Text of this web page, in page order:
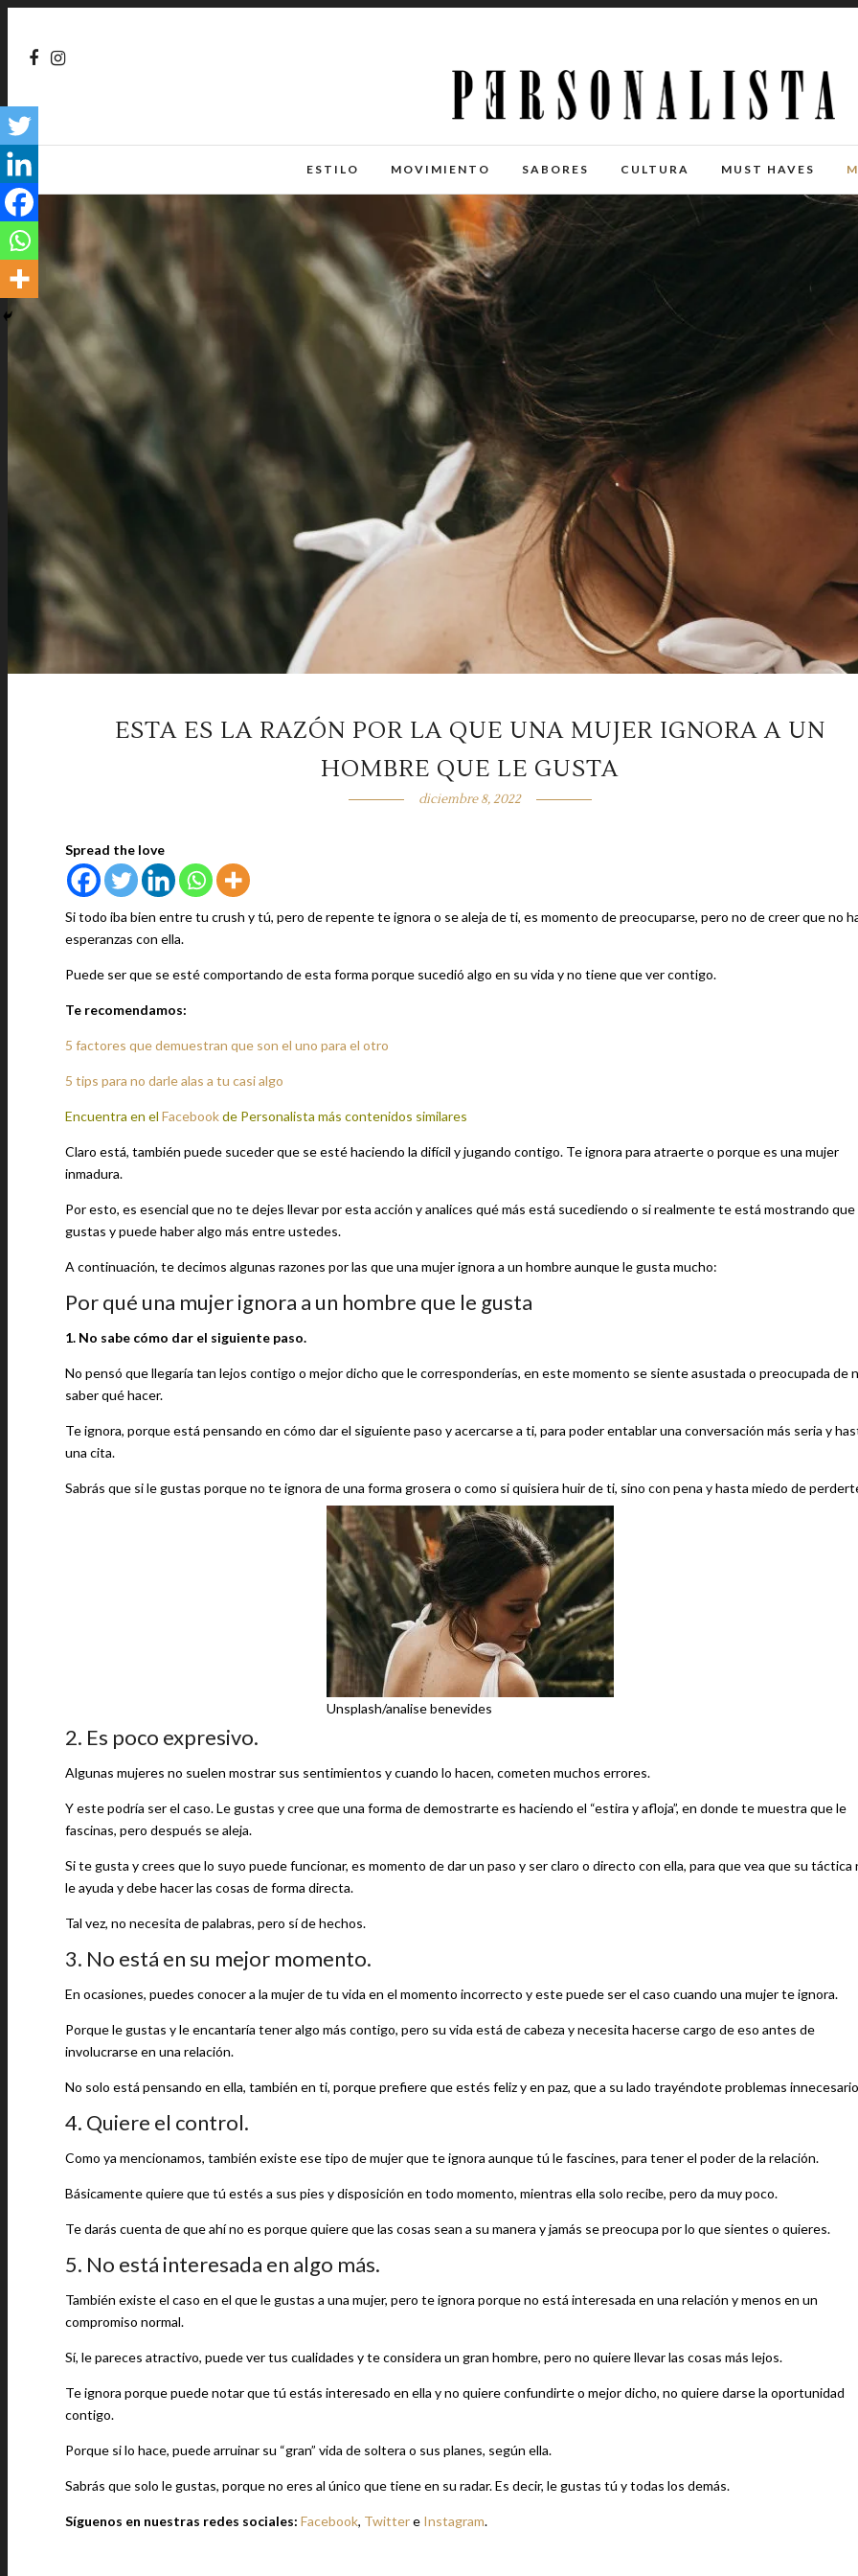
ESTILO MOVIMIENTO SABORES CULTURA MUST HAVES
ESTA ES LA RAZÓN POR LA QUE UNA MUJER IGNORA A UN
HOMBRE QUE LE GUSTA
diciembre 8, 2022
Spread the love
Si todo iba bien entre tu crush y tú, pero de repente te ignora o se aleja de ti, es momento de preocuparse, pero no de creer que no
esperanzas con ella.
Puede ser que se esté comportando de esta forma porque sucedió algo en su vida y no tiene que ver contigo.
Te recomendamos:
5 factores que demuestran que son el uno para el otro
5 tips para no darle alas a tu casi algo
Encuentra en el Facebookde Personalista más contenidos similares
Claro está, también puede suceder que se esté haciendo la difícil y jugando contigo. Te ignora para atraerte o porque es una mujer
inmadura.
Por esto, es esencial que no te dejes llevar por esta acción y analices qué más está sucediendo o si realmente te está mostrando que
gustas y puede haber algo más entre ustedes.
A continuación, te decimos algunas razones por las que una mujer ignora a un hombre aunque le gusta mucho:
Por qué una mujer ignora a un hombre que le gusta
1. No sabe cómo dar el siguiente paso.
No pensó que llegaría tan lejos contigo o mejor dicho que le corresponderías, en este momento se siente asustada o preocupada de
saber qué hacer.
Te ignora, porque está pensando en cómo dar el siguiente paso y acercarse a ti, para poder entablar una conversación más seria y
una cita.
Sabrás que si le gustas porque no te ignora de una forma grosera o como si quisiera huir de ti, sino con pena y hasta miedo de
Unsplash/analise benevides
2. Es poco expresivo.
Algunas mujeres no suelen mostrar sus sentimientos y cuando lo hacen, cometen muchos errores.
Y este podría ser el caso. Le gustas y cree que una forma de demostrarte es haciendo el “estira y afloja”, en donde te muestra que le
fascinas, pero después se aleja.
Si te gusta y crees que lo suyo puede funcionar, es momento de dar un paso y ser claro o directo con ella, para que vea que su táctica
le ayuda y debe hacer las cosas de forma directa.
Tal vez, no necesita de palabras, pero sí de hechos.
3. No está en su mejor momento.
En ocasiones, puedes conocer a la mujer de tu vida en el momento incorrecto y este puede ser el caso cuando una mujer te ignora.
Porque le gustas y le encantaría tener algo más contigo, pero su vida está de cabeza y necesita hacerse cargo de eso antes de
involucrarse en una relación.
No solo está pensando en ella, también en ti, porque prefiere que estés feliz y en paz, que a su lado trayéndote problemas
4. Quiere el control.
Como ya mencionamos, también existe ese tipo de mujer que te ignora aunque tú le fascines, para tener el poder de la relación.
Básicamente quiere que tú estés a sus pies y disposición en todo momento, mientras ella solo recibe, pero da muy poco.
Te darás cuenta de que ahí no es porque quiere que las cosas sean a su manera y jamás se preocupa por lo que sientes o quieres.
5. No está interesada en algo más.
También existe el caso en el que le gustas a una mujer, pero te ignora porque no está interesada en una relación y menos en un
compromiso normal.
Sí, le pareces atractivo, puede ver tus cualidades y te considera un gran hombre, pero no quiere llevar las cosas más lejos.
Te ignora porque puede notar que tú estás interesado en ella y no quiere confundirte o mejor dicho, no quiere darse la oportunidad
contigo.
Porque si lo hace, puede arruinar su “gran” vida de soltera o sus planes, según ella.
Sabrás que solo le gustas, porque no eres al único que tiene en su radar. Es decir, le gustas tú y todas los demás.
Síguenos en nuestras redes sociales: Facebook, Twittere Instagram.